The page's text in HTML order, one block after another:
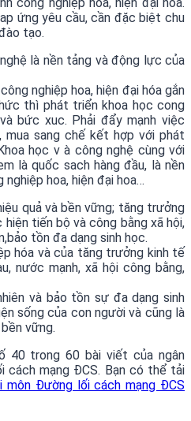
ứng yêu cầu, cần đặc biệt chu
tạo.
là nền tảng và động lực của
nghiệp hoa, hiện đại hóa gắn
thì phát triển khoa học cong
bức xuc. Phải đẩy mạnh việc
mua sang chế kết hợp với phát
học v à công nghệ cùng với
là quốc sach hàng đầu, là nền
hoa, hiện đại hoa…
quả và bền vững; tăng trưởng
tiến bộ và công bằng xã hội,
tồn đa dạng sinh học.
hóa và của tăng trưởng kinh tế
nước mạnh, xã hội công bằng,
và bảo tồn sự đa dạng sinh
sống của con người và cũng là
vững.
40 trong 60 bài viết của ngân
cách mạng ĐCS. Bạn có thể tải
môn Đường lối cách mạng ĐCS